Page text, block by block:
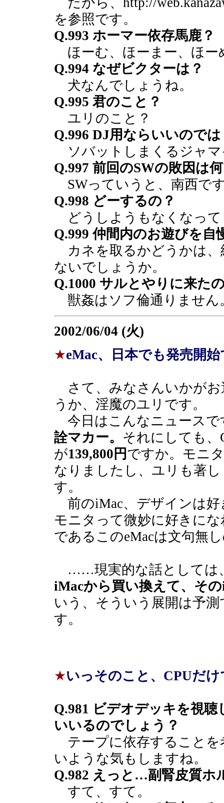
を参照です。
Q.993 ホーマー依存馬鹿？
ほーむ、ほーまー、ほー
Q.994 なぜビクターは？
犬なんでしょうね。
Q.995 君のこと？
ユリのこと？
Q.996 DJ用ならいいのでは
ソバットしまくるジャマ
Q.997 前回のSWの敗因は
SWっていうと、南西で
Q.998 どーするの？
どうしようもなくなって
Q.999 仲間内のお遊びを自
カネを取るかどうかは、
ないでしょうか。
Q.1000 サルとやりに来た
獣姦はソフ倫通りません
2002/06/04 (火)
★eMac、日本でも発売開
さて、みなさんいかがお
うか、淫魔のユリです。
今日はこんなニュースで
詮マカー。 それにしても、
が139,800円 ですか。モニ
なりましたし、ユリも著
す。
前のiMac、デザインは好
モニタって微妙に好きに
であるこのeMacは文句無
……現実的な話としては
iMacから買い換えて、そ
いう、そういう展開は予
す。
★いっそのこと、CPUだ
Q.981 ビデオデッキを視
いいるのでしょう？
テープに依存することを
いような気もしますね。
Q.982 えっと…副腎皮質ホ
すて、すて。